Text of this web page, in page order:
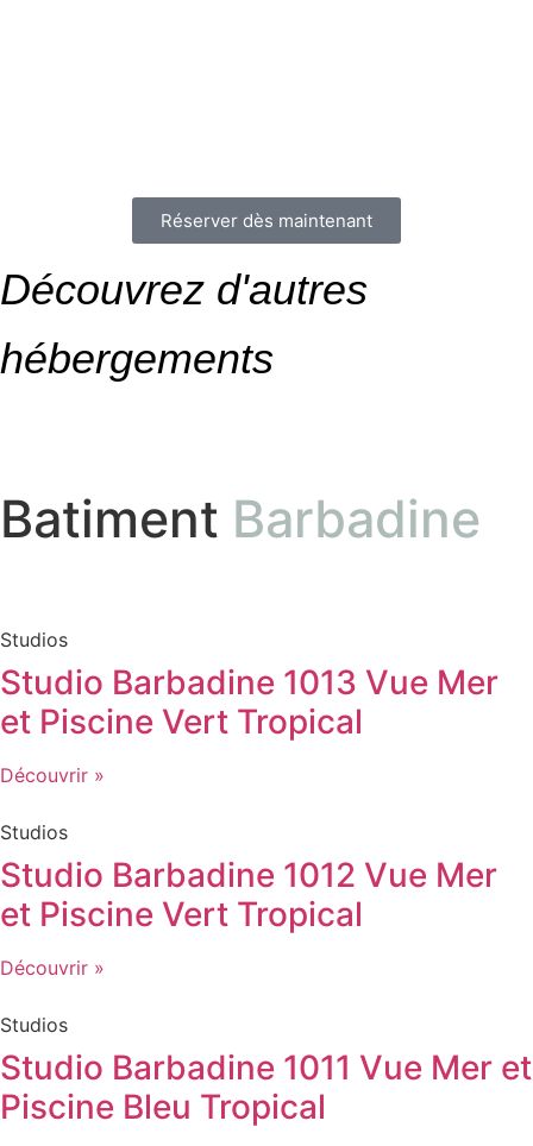
Réserver dès maintenant
Découvrez d'autres
hébergements
Batiment Barbadine
Studios
Studio Barbadine 1013 Vue Mer
et Piscine Vert Tropical
Découvrir »
Studios
Studio Barbadine 1012 Vue Mer
et Piscine Vert Tropical
Découvrir »
Studios
Studio Barbadine 1011 Vue Mer et
Piscine Bleu Tropical